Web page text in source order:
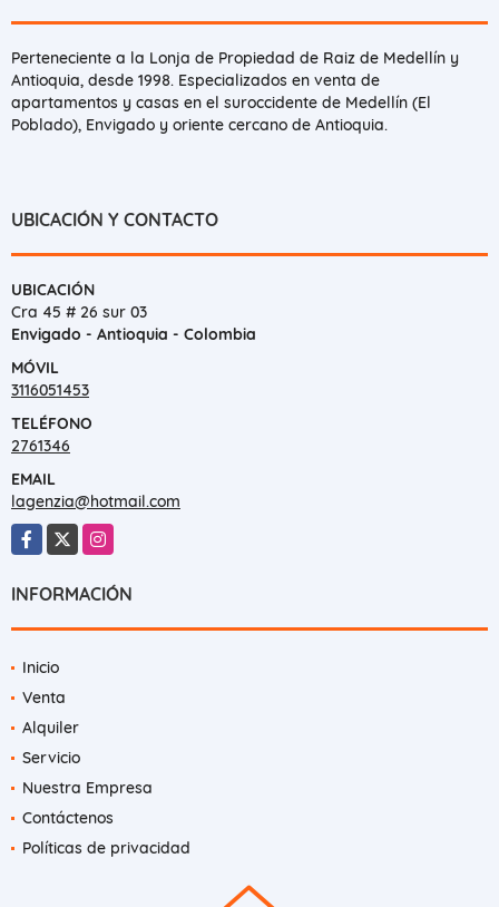
Perteneciente a la Lonja de Propiedad de Raiz de Medellín y
Antioquia, desde 1998. Especializados en venta de
apartamentos y casas en el suroccidente de Medellín (El
Poblado), Envigado y oriente cercano de Antioquia.
UBICACIÓN Y CONTACTO
UBICACIÓN
Cra 45 # 26 sur 03
Envigado - Antioquia - Colombia
MÓVIL
3116051453
TELÉFONO
2761346
EMAIL
lagenzia@hotmail.com
Facebook
X Instagram
INFORMACIÓN
Inicio
Venta
Alquiler
Servicio
Nuestra Empresa
Contáctenos
Políticas de privacidad